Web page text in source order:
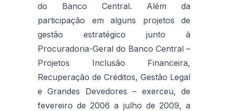
do Banco Central. Além da
participação em alguns projetos de
gestão estratégico junto à
Procuradoria-Geral do Banco Central –
Projetos Inclusão Financeira,
Recuperação de Créditos, Gestão Legal
e Grandes Devedores – exerceu, de
fevereiro de 2006 a julho de 2009, a